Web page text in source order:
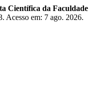
Científica da Faculdade
Acesso em: 7 ago. 2026.